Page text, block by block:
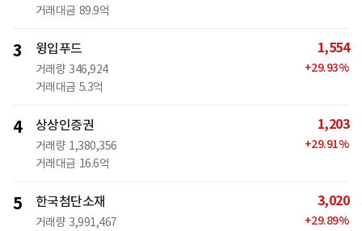
거래대금 89.9억
3 윙입푸드
거래량 346,924
거래대금 5.3억
1,554
+29.93%
4 상상인증권
거래량 1,380,356
거래대금 16.6억
1,203
+29.91%
5 한국첨단소재
거래량 3,991,467
3,020
+29.89%